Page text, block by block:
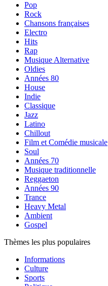
Pop
Rock
Chansons françaises
Electro
Hits
Rap
Musique Alternative
Oldies
Années 80
House
Indie
Classique
Jazz
Latino
Chillout
Film et Comédie musicale
Soul
Années 70
Musique traditionnelle
Reggaeton
Années 90
Trance
Heavy Metal
Ambient
Gospel
Thèmes les plus populaires
Informations
Culture
Sports